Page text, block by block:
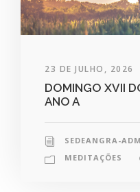
23 DE JULHO, 2026
DOMINGO XVII
ANO A
SEDEANGRA-
MEDITAÇÕES